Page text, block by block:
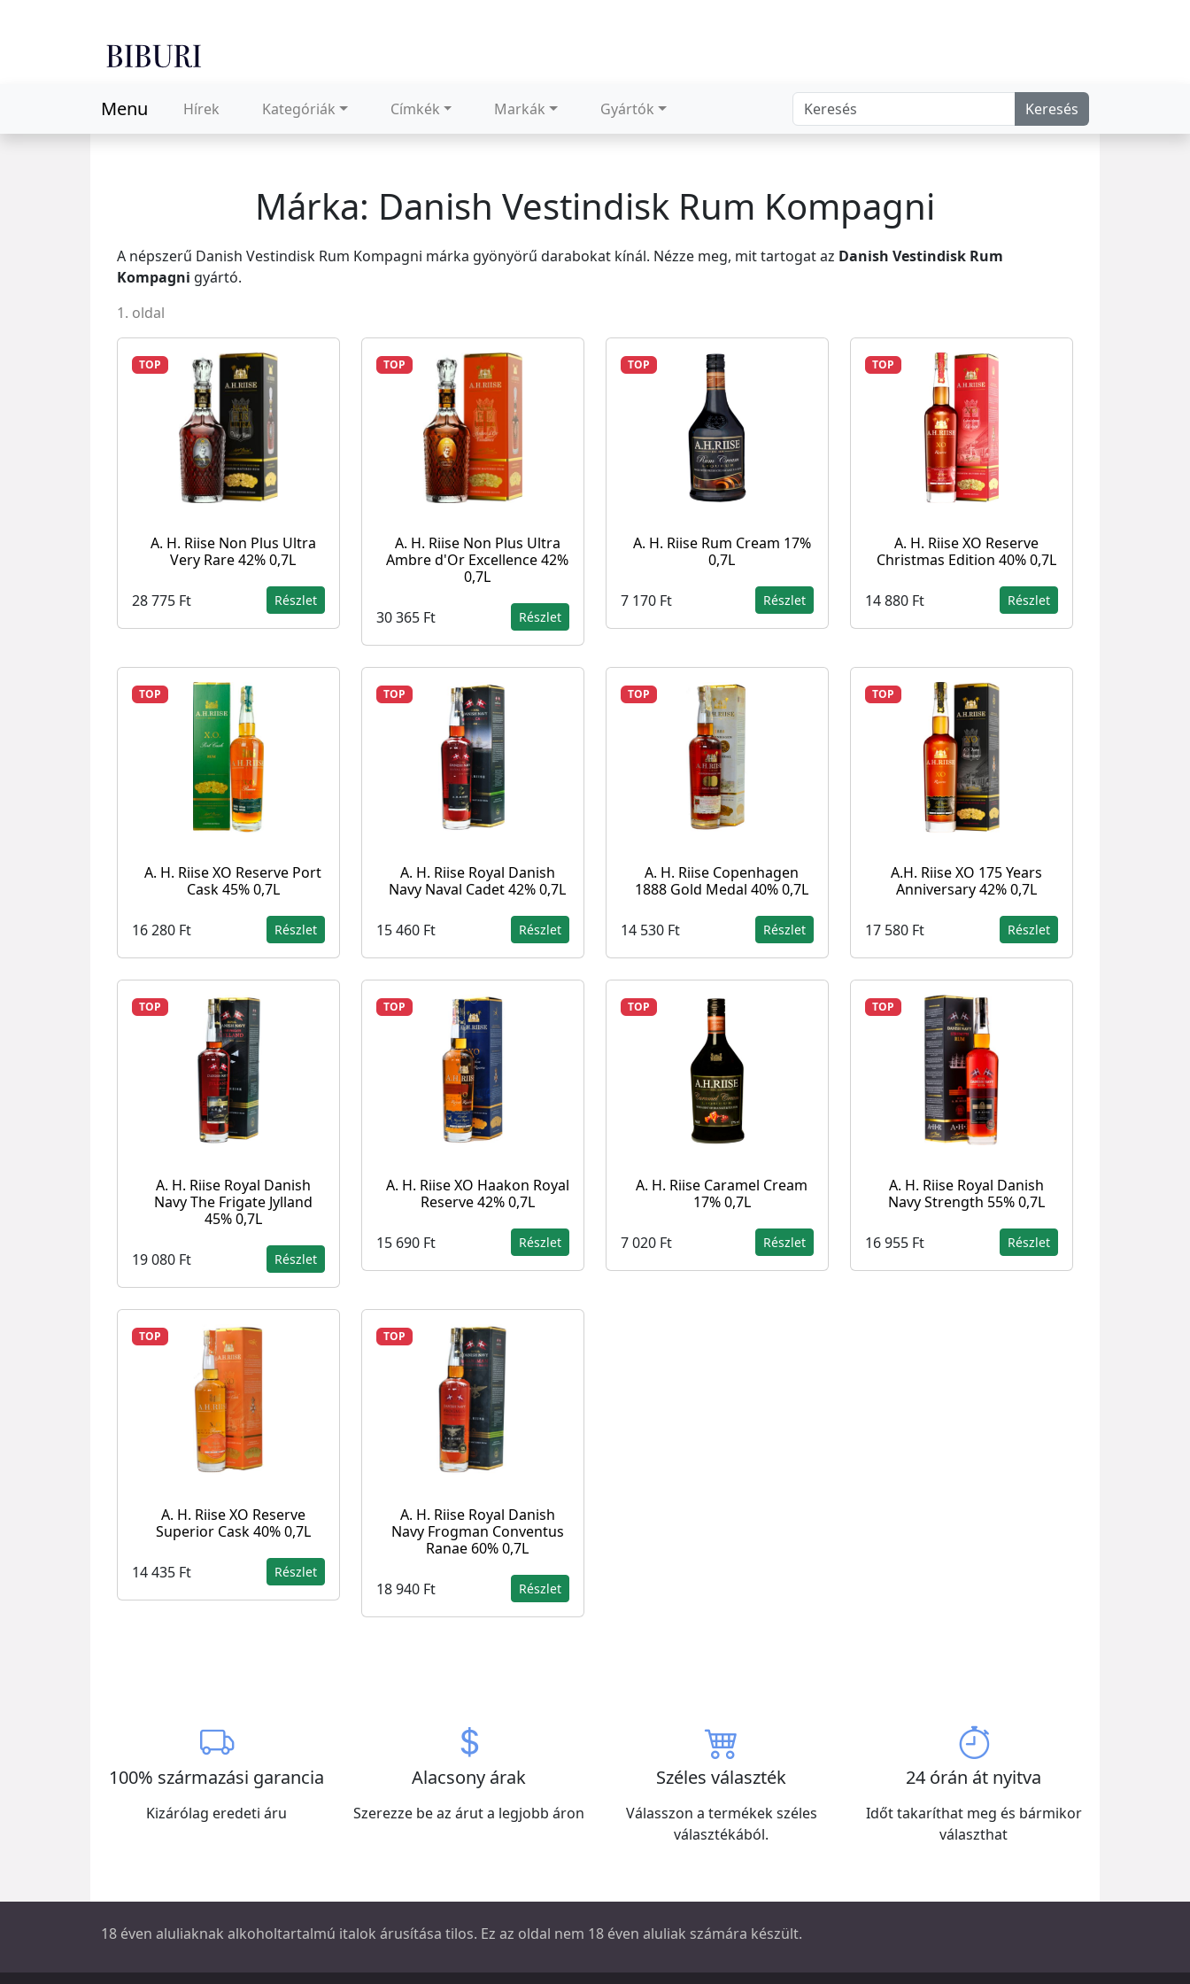
Menu Hírek Kategóriák Címkék Markák Gyártók Keresés
Márka: Danish Vestindisk Rum Kompagni
A népszerű Danish Vestindisk Rum Kompagni márka gyönyörű darabokat kínál. Nézze meg, mit tartogat az Danish Vestindisk Rum
Kompagni gyártó.
1. oldal
TOP
A. H. Riise Non Plus Ultra
Very Rare 42% 0,7L
28 775 Ft Részlet
TOP
A. H. Riise Non Plus Ultra
Ambre d'Or Excellence 42%
0,7L
30 365 Ft Részlet
TOP
A. H. Riise Rum Cream 17%
0,7L
7 170 Ft Részlet
TOP
A. H. Riise XO Reserve
Christmas Edition 40% 0,7L
14 880 Ft Részlet
TOP
A. H. Riise XO Reserve Port
Cask 45% 0,7L
16 280 Ft Részlet
TOP
A. H. Riise Royal Danish
Navy Naval Cadet 42% 0,7L
15 460 Ft Részlet
TOP
A. H. Riise Copenhagen
1888 Gold Medal 40% 0,7L
14 530 Ft Részlet
TOP
A.H. Riise XO 175 Years
Anniversary 42% 0,7L
17 580 Ft Részlet
TOP
A. H. Riise Royal Danish
Navy The Frigate Jylland
45% 0,7L
19 080 Ft Részlet
TOP
A. H. Riise XO Haakon Royal
Reserve 42% 0,7L
15 690 Ft Részlet
TOP
A. H. Riise Caramel Cream
17% 0,7L
7 020 Ft Részlet
TOP
A. H. Riise Royal Danish
Navy Strength 55% 0,7L
16 955 Ft Részlet
TOP
A. H. Riise XO Reserve
Superior Cask 40% 0,7L
14 435 Ft Részlet
TOP
A. H. Riise Royal Danish
Navy Frogman Conventus
Ranae 60% 0,7L
18 940 Ft Részlet
100% származási garancia
Kizárólag eredeti áru
Alacsony árak
Szerezze be az árut a legjobb áron
Széles választék
Válasszon a termékek széles
választékából.
24 órán át nyitva
Időt takaríthat meg és bármikor
választhat
18 éven aluliaknak alkoholtartalmú italok árusítása tilos. Ez az oldal nem 18 éven aluliak számára készült.